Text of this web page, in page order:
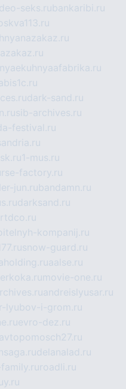
seks.rubankaribi.ru
dark-sand.ru
sib-archives.ru
festival.ru
1-mus.ru
factory.ru
jun.rubandamn.ru
darksand.ru
rtdco.ru
kompanij.ru
snow-guard.ru
aalse.ru
movie-one.ru
andreislyusar.ru
lyubov-i-grom.ru
evro-dez.ru
avtopomosch27.ru
delanalad.ru
roadli.ru